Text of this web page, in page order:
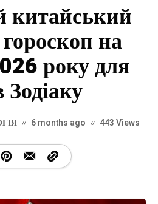
китайський
на
року для
Зодіаку
6 months ago 443 Views